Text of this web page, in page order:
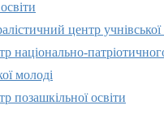
центр учнівської
національно-
молоді
позашкільної освіти